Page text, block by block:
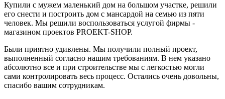
Купили с мужем маленький дом на большом участке, решили
его снести и построить дом с мансардой на семью из пяти
человек. Мы решили воспользоваться услугой фирмы -
магазином проектов PROEKT-SHOP.
Были приятно удивлены. Мы получили полный проект,
выполненный согласно нашим требованиям. В нем указано
абсолютно все и при строительстве мы с легкостью могли
сами контролировать весь процесс. Остались очень довольны,
спасибо вашим сотрудникам.